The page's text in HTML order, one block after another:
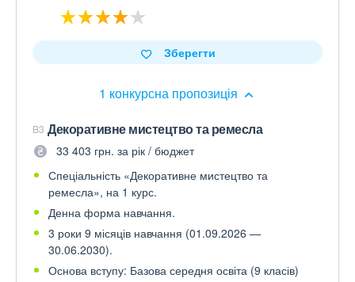
1 конкурсна пропозиція
Зберегти
B3 Декоративне мистецтво та ремесла
33 403 грн. за рік / бюджет
Спеціальність «Декоративне мистецтво та
ремесла», на 1 курс.
Денна форма навчання.
3 роки 9 місяців навчання (01.09.2026 —
30.06.2030).
Основа вступу: Базова середня освіта (9 класів)